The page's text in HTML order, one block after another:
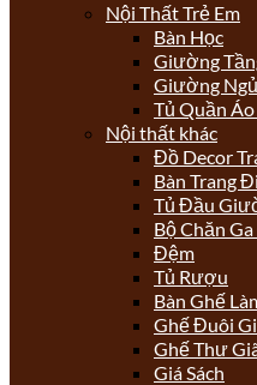
Nội Thất Trẻ Em
Bàn Học
Giường
Giường
Tủ Quần Áo
Nội thất khác
Đồ Decor
Bàn Trang
Tủ Đầu
Bộ Chăn
Đệm
Tủ Rượu
Bàn Ghế
Ghế Đuôi
Ghế Thư
Giá Sách